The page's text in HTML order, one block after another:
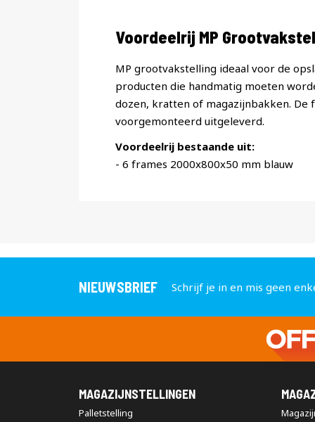
Productomschrijving
Voordeelrij MP
MP grootvakstelling ideaal voor de
producten die handmatig moeten
dozen, kratten of magazijnbakken. De
voorgemonteerd uitgeleverd.
Voordeelrij bestaande uit:
- 6 frames 2000x800x50 mm blauw
NIEUWSBRIEF Schrijf je in en mis geen
MAGAZIJNSTELLINGEN
Palletstelling